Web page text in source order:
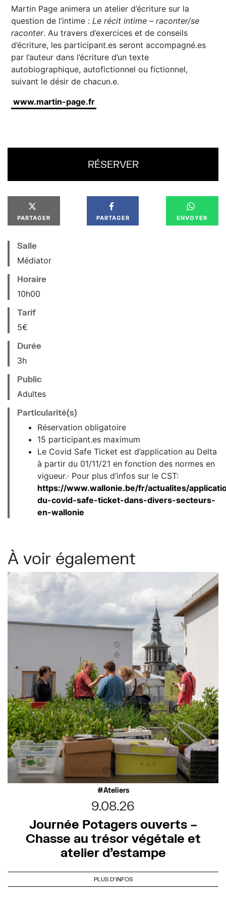
Martin Page animera un atelier d’écriture sur la
question de l’intime : Le récit intime – raconter/se
raconter. Au travers d’exercices et de conseils
d’écriture, les participant.es seront accompagné.es
par l’auteur dans l’écriture d’un texte
autobiographique, autofictionnel ou fictionnel,
suivant le désir de chacun.e.
www.martin-page.fr
RÉSERVER
PARTAGER PARTAGER ENVOYER
Salle
Médiator
Horaire
10h00
Tarif
5€
Durée
3h
Public
Adultes
Particularité(s)
Réservation obligatoire
15 participant.es maximum
Le Covid Safe Ticket est d’application au Delta
à partir du 01/11/21 en fonction des normes en
vigueur.· Pour plus d’infos sur le CST:
https://www.wallonie.be/fr/actualites/
du-covid-safe-ticket-dans-divers-secteurs-
en-wallonie
À voir également
Ateliers
9.08.26
Journée Potagers ouverts –
Chasse au trésor végétale et
atelier d’estampe
PLUS D'INFOS